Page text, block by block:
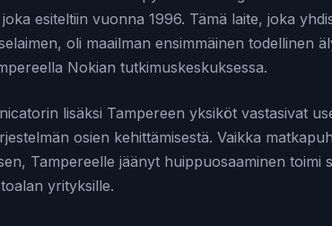
esiteltiin vuonna 1996. Tämä laite, joka
oli maailman ensimmäinen todellinen
Nokian tutkimuskeskuksessa.
lisäksi Tampereen yksiköt vastasivat
osien kehittämisestä. Vaikka
Tampereelle jäänyt huippuosaaminen toimi
yrityksille.